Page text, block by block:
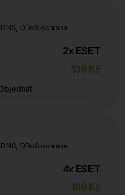
DDoS ochrana
2x ESET
139 Kč
DDoS ochrana
4x ESET
189 Kč